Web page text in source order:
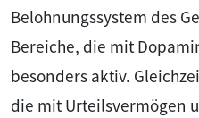
Belohnungssystem des
Bereiche, die mit
besonders aktiv.
die mit Urteilsvermögen